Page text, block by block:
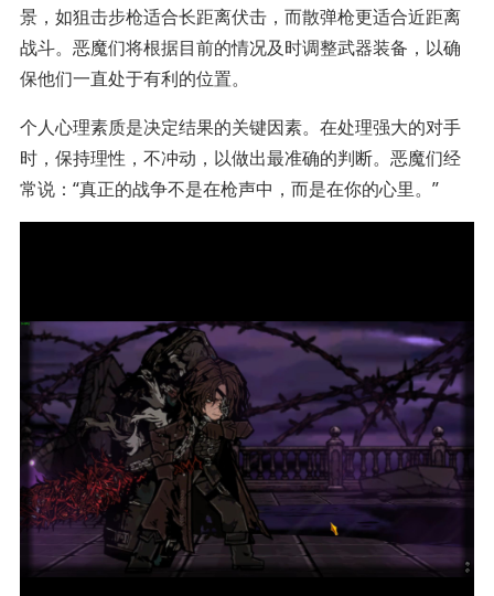
景，如狙击步枪适合长距离伏击，而散弹枪更适合近距离
战斗。恶魔们将根据目前的情况及时调整武器装备，以确
保他们一直处于有利的位置。
个人心理素质是决定结果的关键因素。在处理强大的对手
时，保持理性，不冲动，以做出最准确的判断。恶魔们经
常说：“真正的战争不是在枪声中，而是在你的心里。”